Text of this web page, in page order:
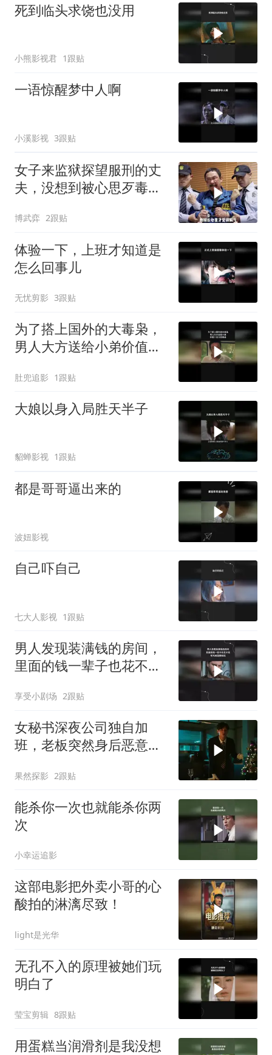
死到临头求饶也没用
小熊影视君 1跟贴
一语惊醒梦中人啊
小溪影视 3跟贴
女子来监狱探望服刑的丈
夫，没想到被心思歹毒的
博武弈 2跟贴
体验一下，上班才知道是
怎么回事儿
无忧剪影 3跟贴
为了搭上国外的大毒枭，
男人大方送给小弟价值六
肚兜追影 1跟贴
大娘以身入局胜天半子
貂蝉影视 1跟贴
都是哥哥逼出来的
波妞影视
自己吓自己
七大人影视 1跟贴
男人发现装满钱的房间，
里面的钱一辈子也花不
享受小剧场 2跟贴
女秘书深夜公司独自加
班，老板突然身后恶意偷
机
果然探影 2跟贴
能杀你一次也就能杀你两
次
小幸运追影
这部电影把外卖小哥的心
酸拍的淋漓尽致！
light是光华
无孔不入的原理被她们玩
明白了
莹宝剪辑 8跟贴
用蛋糕当润滑剂是我没想